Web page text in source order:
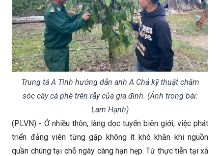
Trung tá A Tình hướng dẫn anh A Chả kỹ thuật chăm
sóc cây cà phê trên rẫy của gia đình. (Ảnh trong bài:
Lam Hạnh)
(PLVN) - Ở nhiều thôn, làng dọc tuyến biên giới, việc phát
triển đảng viên từng gặp không ít khó khăn khi nguồn
quần chúng tại chỗ ngày càng hạn hẹp. Từ thực tiễn tại xã